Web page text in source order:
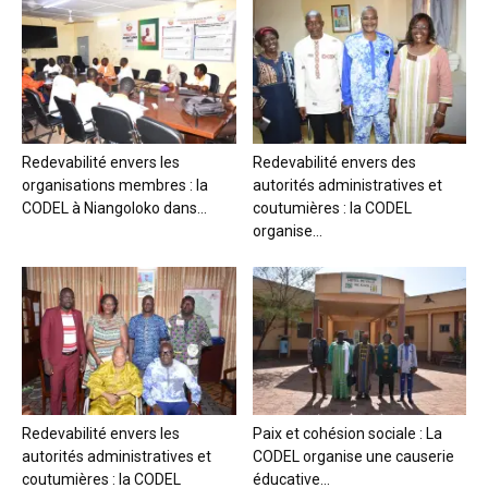
Redevabilité envers les
organisations membres : la
CODEL à Niangoloko dans...
Redevabilité envers des
autorités administratives et
coutumières : la CODEL
organise...
Redevabilité envers les
autorités administratives et
coutumières : la CODEL
Paix et cohésion sociale : La
CODEL organise une causerie
éducative...